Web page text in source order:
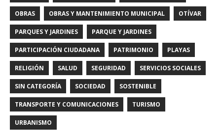
OBRAS OBRAS Y MANTENIMIENTO MUNICIPAL OTÍVAR
PARQUES Y JARDINES PARQUE Y JARDINES
PARTICIPACIÓN CIUDADANA PATRIMONIO PLAYAS
RELIGIÓN SALUD SEGURIDAD SERVICIOS SOCIALES
SIN CATEGORÍA SOCIEDAD SOSTENIBLE
TRANSPORTE Y COMUNICACIONES TURISMO
URBANISMO